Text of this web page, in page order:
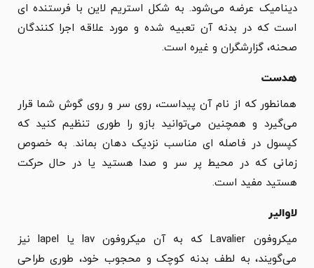
دینامیک عرضه می‌شود. به شکل استریم لاین با فرستنده ای
است که در بدنه آن تعبیه شده و مورد علاقه اجرا کنندگان
صحنه، گزارشگران و غیره است.
هدست
همانطور که از نام آن پیداست، روی سر و روی گوش شما قرار
می‌گیرد و همچنین می‌توانید بازو را طوری تنظیم کنید که
کپسول در فاصله ای مناسب نزدیک دهان بماند. به خصوص
زمانی که در محیط پر سر و صدا هستید یا در حال حرکت
هستید مفید است.
لاوالیر
میکروفون Lavalier که به آن میکروفون lav یا lapel نیز
می‌گویند، به لطف بدنه کوچک و محجوب خود، طوری طراحی